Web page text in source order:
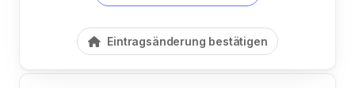
Eintragsänderung bestätigen